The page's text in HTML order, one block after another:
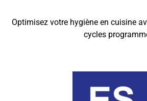
Optimisez votre hygiène en cuisine
cycles